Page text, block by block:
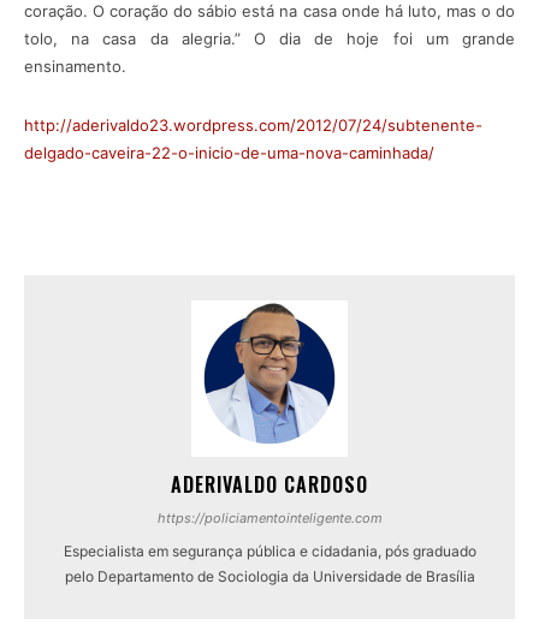
coração. O coração do sábio está na casa onde há luto, mas o do
tolo, na casa da alegria.” O dia de hoje foi um grande
ensinamento.
http://aderivaldo23.wordpress.com/2012/07/24/subtenente-
delgado-caveira-22-o-inicio-de-uma-nova-caminhada/
ADERIVALDO CARDOSO
https://policiamentointeligente.com
Especialista em segurança pública e cidadania, pós graduado
pelo Departamento de Sociologia da Universidade de Brasília